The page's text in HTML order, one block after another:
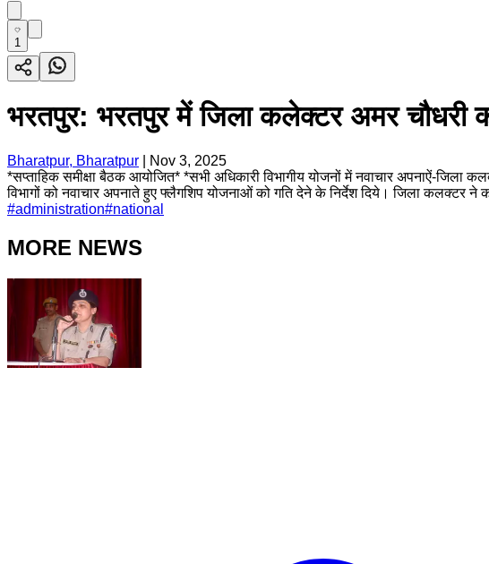
1
भरतपुर: भरतपुर में जिला कलेक्टर अमर चौधरी
Bharatpur, Bharatpur
Nov 3, 2025
*सप्ताहिक समीक्षा बैठक आयोजित* *सभी अधिकारी विभागीय योजनों में नवाचार अपनाऐं-जिला
विभागों को नवाचार अपनाते हुए फ्लैगशिप योजनाओं को गति देने के निर्देश दिये। जिला कलक्टर
#administration#national
MORE NEWS